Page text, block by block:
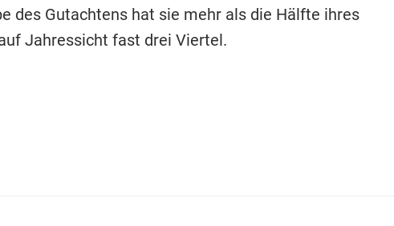
des Gutachtens hat sie mehr als die Hälfte ihres
Jahressicht fast drei Viertel.